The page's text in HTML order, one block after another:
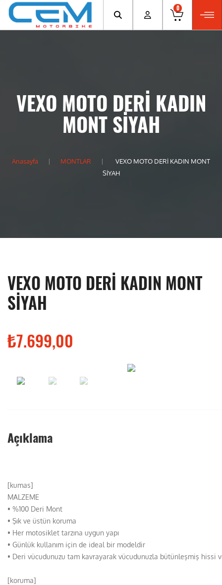
0
VEXO MOTO DERİ KADIN
MONT SİYAH
Anasayfa MONTLAR
VEXO MOTO DERİ KADIN MONT
SİYAH
VEXO MOTO DERİ KADIN MONT
SİYAH
₺7.699,00
Açıklama
[kumas]
MALZEME
• %100 Deri Mont
• Şık ve üstün koruma
• Her motosiklet tarzına uygun yapı
• Günlük kullanım için de ideal bir modeldir
• Deri vücudunuzu tam kavrayarak vücudunuzla bütünleşmiş hissi
[koruma]